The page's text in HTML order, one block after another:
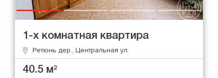
1-х комнатная квартира
Ретюнь дер., Центральная ул.
40.5 м2